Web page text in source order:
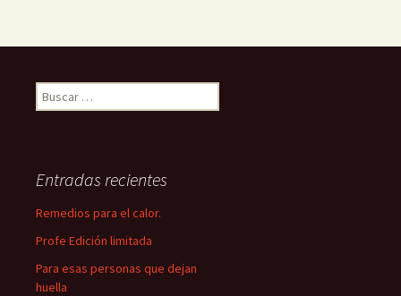
Buscar:
Entradas recientes
Remedios para el calor.
Profe Edición limitada
Para esas personas que dejan
huella